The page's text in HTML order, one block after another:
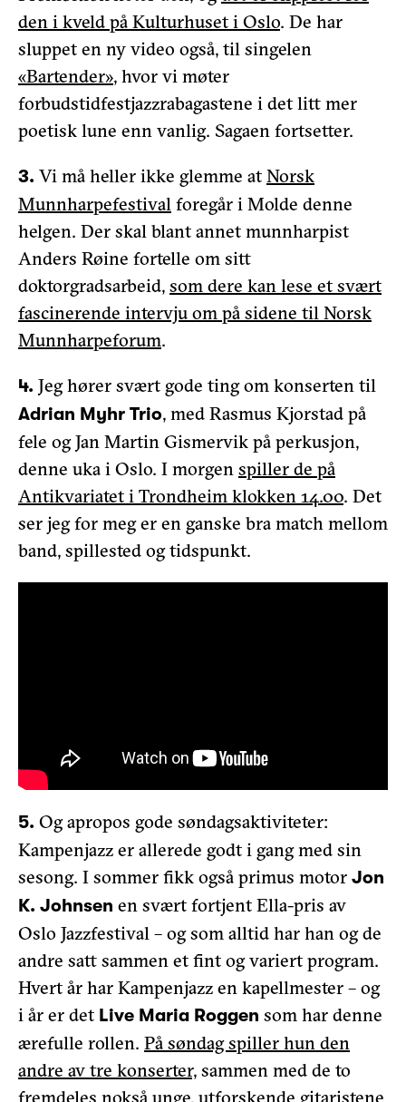
den i kveld på Kulturhuset i Oslo. De har
sluppet en ny video også, til singelen
«Bartender», hvor vi møter
forbudstidfestjazzrabagastene i det litt mer
poetisk lune enn vanlig. Sagaen fortsetter.
3. Vi må heller ikke glemme at Norsk
Munnharpefestival foregår i Molde denne
helgen. Der skal blant annet munnharpist
Anders Røine fortelle om sitt
doktorgradsarbeid, som dere kan lese et svært
fascinerende intervju om på sidene til Norsk
Munnharpeforum.
4. Jeg hører svært gode ting om konserten til
Adrian Myhr Trio, med Rasmus Kjorstad på
fele og Jan Martin Gismervik på perkusjon,
denne uka i Oslo. I morgen spiller de på
Antikvariatet i Trondheim klokken 14.00. Det
ser jeg for meg er en ganske bra match mellom
band, spillested og tidspunkt.
5. Og apropos gode søndagsaktiviteter:
Kampenjazz er allerede godt i gang med sin
sesong. I sommer fikk også primus motor Jon
K. Johnsen en svært fortjent Ella-pris av
Oslo Jazzfestival – og som alltid har han og de
andre satt sammen et fint og variert program.
Hvert år har Kampenjazz en kapellmester – og
i år er det Live Maria Roggen som har denne
ærefulle rollen. På søndag spiller hun den
andre av tre konserter, sammen med de to
fremdeles nokså unge, utforskende gitaristene